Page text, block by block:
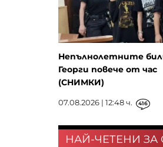
Непълнолетните
Георги повече от час
(СНИМКИ)
07.08.2026 | 12:48 ч. 416
НАЙ-ЧЕТЕНИ ЗА